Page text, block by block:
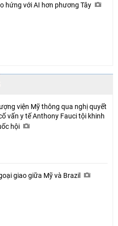
hứng với AI hơn phương Tây
viện Mỹ thông qua nghị quyết
vấn y tế Anthony Fauci tội khinh
hội
giao giữa Mỹ và Brazil